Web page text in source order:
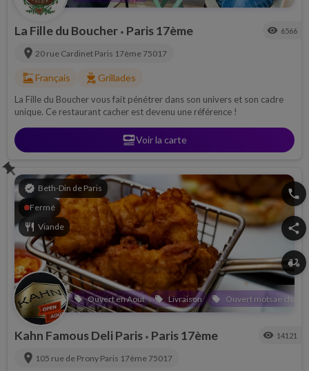
La Fille du Boucher • Paris 17ème visibility 6566
location_on 20 rue Cardinet Paris 17ème 75017
dinner_diningFrançais outdoor_grill Grillades
La Fille du Boucher vous fait pénétrer dans son univers et son cadre
unique. Ce restaurant cacher est devenu une référence !
set_mealVoir la carte
verified Beth-Din de Paris
Fermé
restaurant Viande
local_offer Ouvert en Aout local_offer Livraison local_offer Ouvert motsae
phone
share
delivery_dining
Kahn Famous Deli Paris • Paris 17ème visibility 14121
location_on 105 rue de Prony Paris 17ème 75017